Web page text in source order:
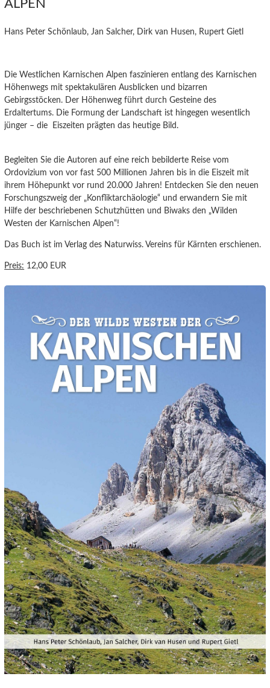
ALPEN
Hans Peter Schönlaub, Jan Salcher, Dirk van Husen, Rupert Gietl
Die Westlichen Karnischen Alpen faszinieren entlang des Karnischen
Höhenwegs mit spektakulären Ausblicken und bizarren
Gebirgsstöcken. Der Höhenweg führt durch Gesteine des
Erdaltertums. Die Formung der Landschaft ist hingegen wesentlich
jünger – die Eiszeiten prägten das heutige Bild.
Begleiten Sie die Autoren auf eine reich bebilderte Reise vom
Ordovizium von vor fast 500 Millionen Jahren bis in die Eiszeit mit
ihrem Höhepunkt vor rund 20.000 Jahren! Entdecken Sie den neuen
Forschungszweig der „Konfliktarchäologie“ und erwandern Sie mit
Hilfe der beschriebenen Schutzhütten und Biwaks den „Wilden
Westen der Karnischen Alpen“!
Das Buch ist im Verlag des Naturwiss. Vereins für Kärnten erschienen.
Preis: 12,00 EUR